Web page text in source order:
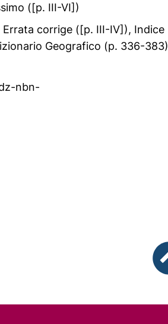
([p. III-VI])
corrige ([p. III-IV]), Indice
Geografico (p. 336-383)
nbn-